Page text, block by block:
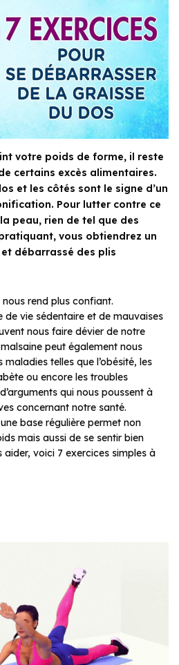
votre poids de forme, il reste
certains excès alimentaires.
et les côtés sont le signe d’un
Pour lutter contre ce
peau, rien de tel que des
vous obtiendrez un
débarrassé des plis
rend plus confiant.
de vie sédentaire et de mauvaises
nous faire dévier de notre
peut également nous
telles que l’obésité, les
ou encore les troubles
qui nous poussent à
concernant notre santé.
base régulière permet non
mais aussi de se sentir bien
voici 7 exercices simples à